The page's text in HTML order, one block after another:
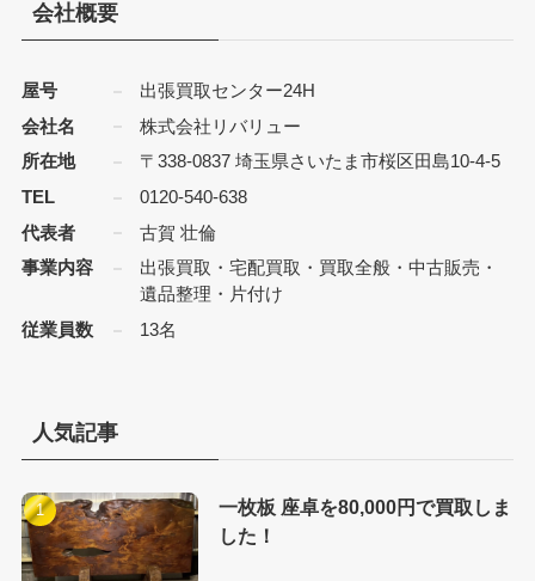
会社概要
屋号
出張買取センター24H
会社名
株式会社リバリュー
所在地
〒338-0837 埼玉県さいたま市桜区田島10-4-5
TEL
0120-540-638
代表者
古賀 壮倫
事業内容
出張買取・宅配買取・買取全般・中古販売・
遺品整理・片付け
従業員数
13名
人気記事
一枚板 座卓を80,000円で買取しま
した！